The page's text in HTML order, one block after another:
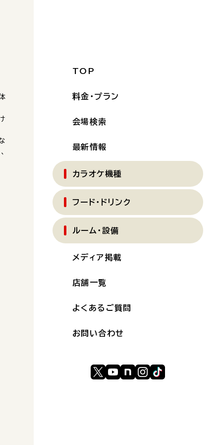
TOP
料金・プラン
会場検索
最新情報
カラオケ機種
フード・ドリンク
ルーム・設備
メディア掲載
店舗一覧
よくあるご質問
お問い合わせ